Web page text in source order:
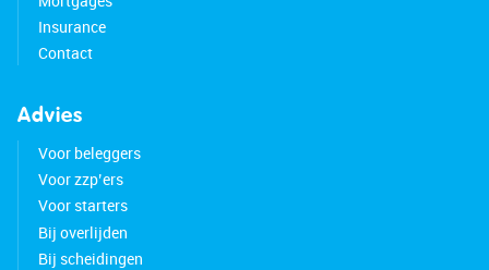
Insurance
Contact
Advies
Voor beleggers
Voor zzp’ers
Voor starters
Bij overlijden
Bij scheidingen